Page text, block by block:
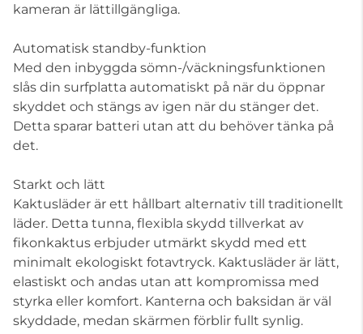
kameran är lättillgängliga.
Automatisk standby-funktion
Med den inbyggda sömn-/väckningsfunktionen
slås din surfplatta automatiskt på när du öppnar
skyddet och stängs av igen när du stänger det.
Detta sparar batteri utan att du behöver tänka på
det.
Starkt och lätt
Kaktusläder är ett hållbart alternativ till traditionellt
läder. Detta tunna, flexibla skydd tillverkat av
fikonkaktus erbjuder utmärkt skydd med ett
minimalt ekologiskt fotavtryck. Kaktusläder är lätt,
elastiskt och andas utan att kompromissa med
styrka eller komfort. Kanterna och baksidan är väl
skyddade, medan skärmen förblir fullt synlig.